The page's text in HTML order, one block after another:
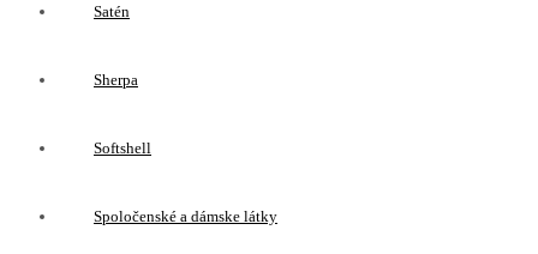
Satén
Sherpa
Softshell
Spoločenské a dámske látky